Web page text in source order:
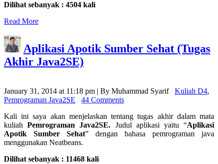
Dilihat sebanyak : 4504 kali
Read More
Aplikasi Apotik Sumber Sehat (Tugas
Akhir Java2SE)
January 31, 2014 at 11:18 pm | By Muhammad Syarif Kuliah D4,
Pemrograman Java2SE
44 Comments
Kali ini saya akan menjelaskan tentang tugas akhir dalam mata
kuliahPemrograman Java2SE. Judul aplikasi yaitu “Aplikasi
Apotik Sumber Sehat” dengan bahasa pemrograman java
menggunakan Neatbeans.
Dilihat sebanyak : 11468 kali